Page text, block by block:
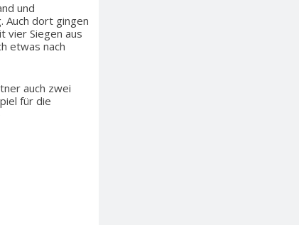
und
Auch dort gingen
vier Siegen aus
etwas nach
auch zwei
für die